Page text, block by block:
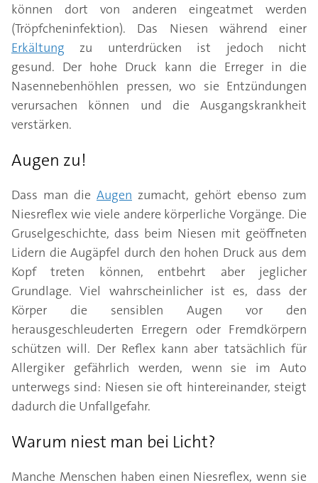
können dort von anderen eingeatmet werden
(Tröpfcheninfektion). Das Niesen während einer
Erkältung zu unterdrücken ist jedoch nicht
gesund. Der hohe Druck kann die Erreger in die
Nasennebenhöhlen pressen, wo sie Entzündungen
verursachen können und die Ausgangskrankheit
verstärken.
Augen zu!
Dass man die Augen zumacht, gehört ebenso zum
Niesreflex wie viele andere körperliche Vorgänge. Die
Gruselgeschichte, dass beim Niesen mit geöffneten
Lidern die Augäpfel durch den hohen Druck aus dem
Kopf treten können, entbehrt aber jeglicher
Grundlage. Viel wahrscheinlicher ist es, dass der
Körper die sensiblen Augen vor den
herausgeschleuderten Erregern oder Fremdkörpern
schützen will. Der Reflex kann aber tatsächlich für
Allergiker gefährlich werden, wenn sie im Auto
unterwegs sind: Niesen sie oft hintereinander, steigt
dadurch die Unfallgefahr.
Warum niest man bei Licht?
Manche Menschen haben einen Niesreflex, wenn sie